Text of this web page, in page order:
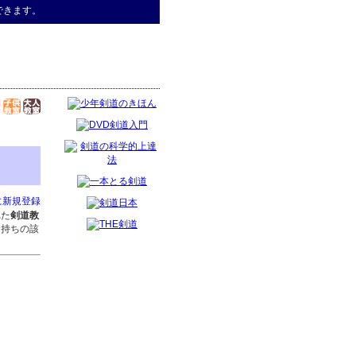
ます。
新規登録
剣道教
ちの該